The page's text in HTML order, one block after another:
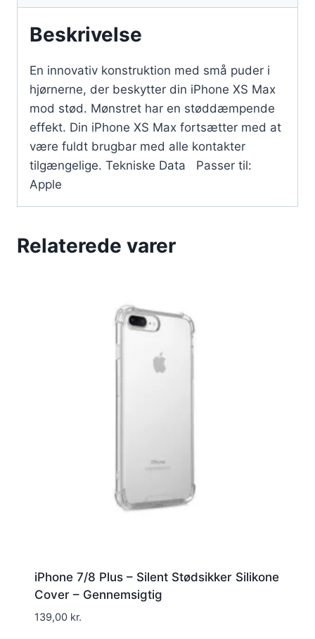
Beskrivelse
En innovativ konstruktion med små puder i
hjørnerne, der beskytter din iPhone XS Max
mod stød. Mønstret har en støddæmpende
effekt. Din iPhone XS Max fortsætter med at
være fuldt brugbar med alle kontakter
tilgængelige. Tekniske Data Passer til:
Apple
Relaterede varer
iPhone 7/8 Plus – Silent Stødsikker Silikone
Cover – Gennemsigtig
139,00 kr.